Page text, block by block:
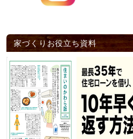
家づくりお役立ち資料